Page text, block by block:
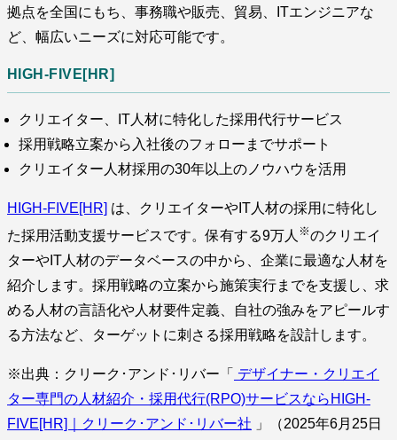
拠点を全国にもち、事務職や販売、貿易、ITエンジニアな
ど、幅広いニーズに対応可能です。
HIGH-FIVE[HR]
クリエイター、IT人材に特化した採用代行サービス
採用戦略立案から入社後のフォローまでサポート
クリエイター人材採用の30年以上のノウハウを活用
HIGH-FIVE[HR] は、クリエイターやIT人材の採用に特化し
た採用活動支援サービスです。保有する9万人 ※のクリエイ
ターやIT人材のデータベースの中から、企業に最適な人材を
紹介します。採用戦略の立案から施策実行までを支援し、求
める人材の言語化や人材要件定義、自社の強みをアピールす
る方法など、ターゲットに刺さる採用戦略を設計します。
※出典：クリーク･アンド･リバー「
デザイナー・クリエイ
ター専門の人材紹介・採用代行(RPO)サービスならHIGH-
FIVE[HR]｜クリーク･アンド･リバー社 」（2025年6月25日